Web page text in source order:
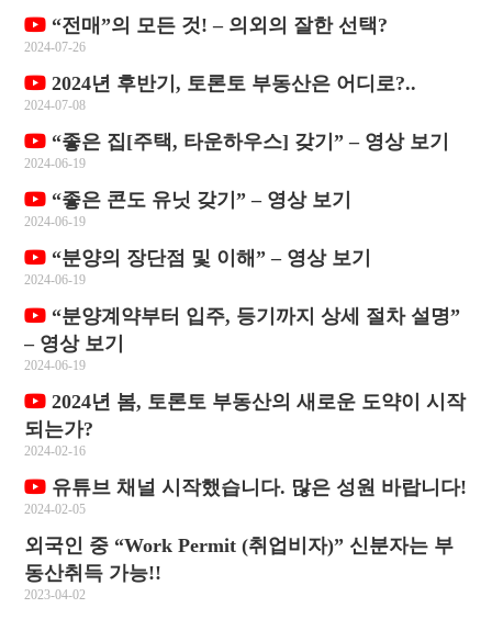
“전매”의 모든 것! – 의외의 잘한 선택?
2024-07-26
2024년 후반기, 토론토 부동산은 어디로?..
2024-07-08
“좋은 집[주택, 타운하우스] 갖기” – 영상 보기
2024-06-19
“좋은 콘도 유닛 갖기” – 영상 보기
2024-06-19
“분양의 장단점 및 이해” – 영상 보기
2024-06-19
“분양계약부터 입주, 등기까지 상세 절차 설명”
– 영상 보기
2024-06-19
2024년 봄, 토론토 부동산의 새로운 도약이 시작
되는가?
2024-02-16
유튜브 채널 시작했습니다. 많은 성원 바랍니다!
2024-02-05
외국인 중 “Work Permit (취업비자)” 신분자는 부
동산취득 가능!!
2023-04-02